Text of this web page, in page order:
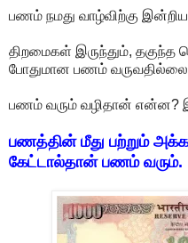
பணம் நமது வாழ்விற்கு
திறமைகள் இருந்தும்,
போதுமான பணம்
பணம் வரும் வழிதான் என்ன?
பணத்தின் மீது பற்றும்
கேட்டால்தான் பணம் வரும்.